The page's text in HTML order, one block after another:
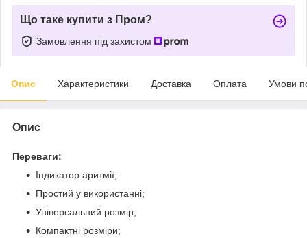
Що таке купити з Пром?
Замовлення під захистом
Опис Характеристики Доставка Оплата Умови
Опис
Переваги:
Індикатор аритмії;
Простий у використанні;
Універсальний розмір;
Компактні розміри;